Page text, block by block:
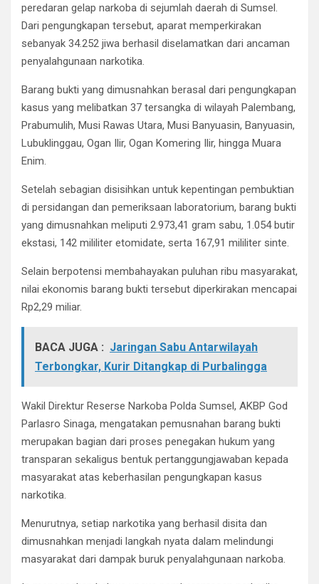
peredaran gelap narkoba di sejumlah daerah di Sumsel.
Dari pengungkapan tersebut, aparat memperkirakan
sebanyak 34.252 jiwa berhasil diselamatkan dari ancaman
penyalahgunaan narkotika.
Barang bukti yang dimusnahkan berasal dari pengungkapan
kasus yang melibatkan 37 tersangka di wilayah Palembang,
Prabumulih, Musi Rawas Utara, Musi Banyuasin, Banyuasin,
Lubuklinggau, Ogan Ilir, Ogan Komering Ilir, hingga Muara
Enim.
Setelah sebagian disisihkan untuk kepentingan pembuktian
di persidangan dan pemeriksaan laboratorium, barang bukti
yang dimusnahkan meliputi 2.973,41 gram sabu, 1.054 butir
ekstasi, 142 mililiter etomidate, serta 167,91 mililiter sinte.
Selain berpotensi membahayakan puluhan ribu masyarakat,
nilai ekonomis barang bukti tersebut diperkirakan mencapai
Rp2,29 miliar.
BACA JUGA : Jaringan Sabu Antarwilayah
Terbongkar, Kurir Ditangkap di Purbalingga
Wakil Direktur Reserse Narkoba Polda Sumsel, AKBP God
Parlasro Sinaga, mengatakan pemusnahan barang bukti
merupakan bagian dari proses penegakan hukum yang
transparan sekaligus bentuk pertanggungjawaban kepada
masyarakat atas keberhasilan pengungkapan kasus
narkotika.
Menurutnya, setiap narkotika yang berhasil disita dan
dimusnahkan menjadi langkah nyata dalam melindungi
masyarakat dari dampak buruk penyalahgunaan narkoba.